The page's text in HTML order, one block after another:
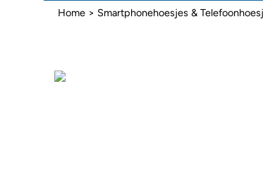
Home > Smartphonehoesjes &